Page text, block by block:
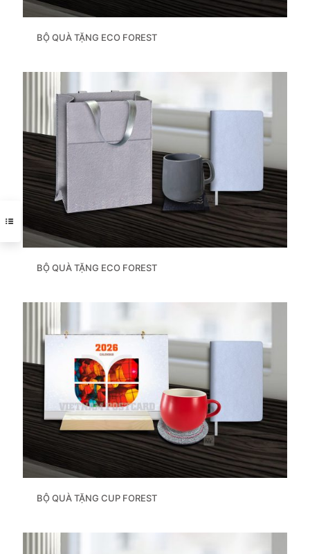
BỘ QUÀ TẶNG ECO FOREST
BỘ QUÀ TẶNG ECO FOREST
BỘ QUÀ TẶNG CUP FOREST